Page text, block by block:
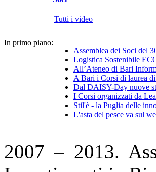
Tutti i video
In primo piano:
Assemblea dei Soci del
Logistica Sostenibile
All’Ateneo di Bari
A Bari i Corsi di laurea
Dal DAISY-Day nuove
I Corsi organizzati da
Stil'è - la Puglia delle
L'asta del pesce va sul
2007 – 2013.